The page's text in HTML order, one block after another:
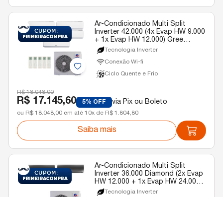
Ar-Condicionado Multi Split
Inverter 42.000 (4x Evap HW 9.000
+ 1x Evap HW 12.000) Gree
Quente/Frio R-32 220v
Tecnologia Inverter
Conexão Wi-fi
Ciclo Quente e Frio
R$ 18.048,00
R$ 17.145,60 5% OFF via Pix ou Boleto
ou R$ 18.048,00 em até 10x de R$ 1.804,80
Saiba mais
Ar-Condicionado Multi Split
Inverter 36.000 Diamond (2x Evap
HW 12.000 + 1x Evap HW 24.000)
Gree Quente/Frio R-32 220v
Tecnologia Inverter